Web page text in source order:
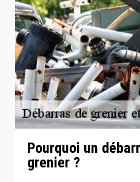
Pourquoi un
grenier ?